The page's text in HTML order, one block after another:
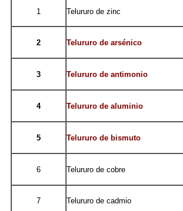
1 Telururo de zinc
2 Telururo de arsénico
3 Telururo de antimonio
4 Telururo de aluminio
5 Telururo de bismuto
6 Telururo de cobre
7 Telururo de cadmio